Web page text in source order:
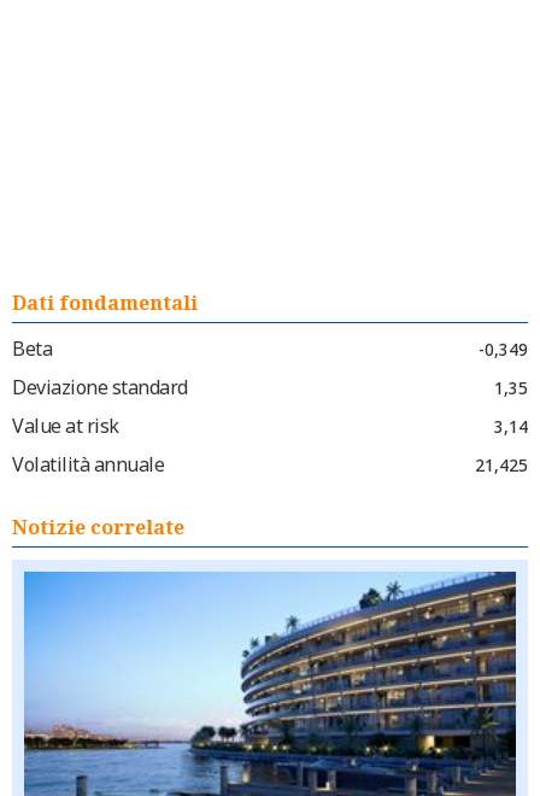
Dati fondamentali
Beta
-0,349
Deviazione standard 1,35
Value at risk 3,14
Volatilità annuale 21,425
Notizie correlate